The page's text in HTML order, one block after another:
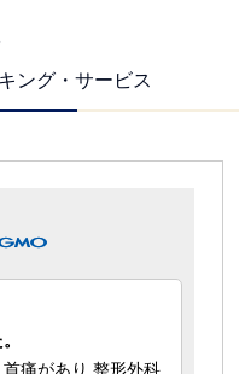
ング・サービス